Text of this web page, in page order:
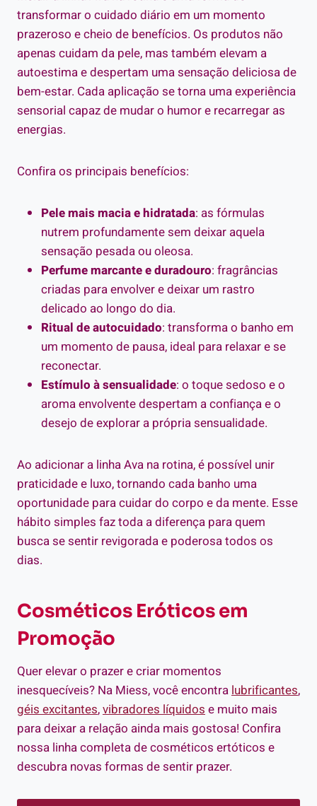
transformar o cuidado diário em um momento
prazeroso e cheio de benefícios. Os produtos não
apenas cuidam da pele, mas também elevam a
autoestima e despertam uma sensação deliciosa de
bem-estar. Cada aplicação se torna uma experiência
sensorial capaz de mudar o humor e recarregar as
energias.
Confira os principais benefícios:
Pele mais macia e hidratada: as fórmulas
nutrem profundamente sem deixar aquela
sensação pesada ou oleosa.
Perfume marcante e duradouro: fragrâncias
criadas para envolver e deixar um rastro
delicado ao longo do dia.
Ritual de autocuidado: transforma o banho em
um momento de pausa, ideal para relaxar e se
reconectar.
Estímulo à sensualidade: o toque sedoso e o
aroma envolvente despertam a confiança e o
desejo de explorar a própria sensualidade.
Ao adicionar a linha Ava na rotina, é possível unir
praticidade e luxo, tornando cada banho uma
oportunidade para cuidar do corpo e da mente. Esse
hábito simples faz toda a diferença para quem
busca se sentir revigorada e poderosa todos os
dias.
Cosméticos Eróticos em
Promoção
Quer elevar o prazer e criar momentos
inesquecíveis? Na Miess, você encontra lubrificantes,
géis excitantes,vibradores líquidos e muito mais
para deixar a relação ainda mais gostosa! Confira
nossa linha completa de cosméticos ertóticos e
descubra novas formas de sentir prazer.